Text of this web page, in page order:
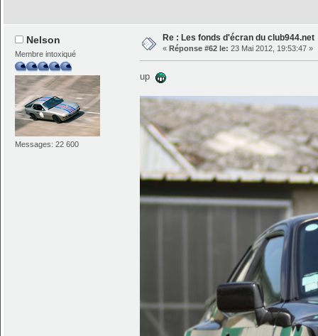
Nelson
Membre intoxiqué
Messages: 22 600
Re : Les fonds d'écran du club944.net
« Réponse #62 le: 23 Mai 2012, 19:53:47 »
up